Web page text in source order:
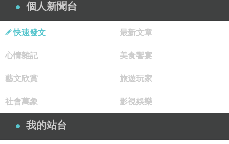
個人新聞台
快速發文 最新文章
心情雜記 美食饗宴
藝文欣賞 旅遊玩家
社會萬象 影視娛樂
我的站台